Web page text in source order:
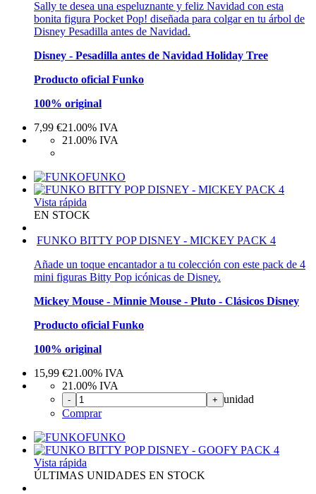
Sally te desea una espeluznante y feliz Navidad con esta
bonita figura Pocket Pop! diseñada para colgar en tu árbol de
Disney Pesadilla antes de Navidad.
Disney - Pesadilla antes de Navidad Holiday Tree
Producto oficial Funko
100% original
7,99 €21.00% IVA
21.00% IVA
FUNKO
Vista rápida
EN STOCK
FUNKO BITTY POP DISNEY - MICKEY PACK 4
Añade un toque encantador a tu colección con este pack de 4
mini figuras Bitty Pop icónicas de Disney.
Mickey Mouse - Minnie Mouse - Pluto - Clásicos Disney
Producto oficial Funko
100% original
15,99 €21.00% IVA
21.00% IVA
- + unidad
Comprar
FUNKO
Vista rápida
ÚLTIMAS UNIDADES EN STOCK